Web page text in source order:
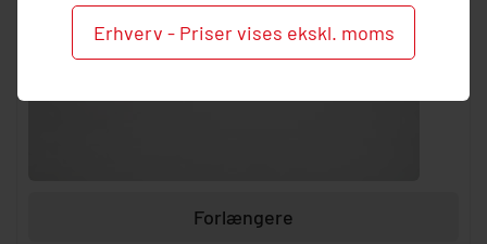
Erhverv - Priser vises ekskl. moms
Forlængere